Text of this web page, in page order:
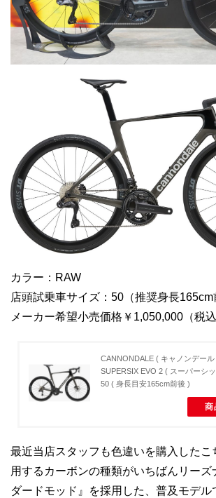
カラー：RAW
店頭試乗車サイズ：50（推奨身長165cm
メーカー希望小売価格￥1,050,000（税込
CANNONDALE ( キャノンデー
SUPERSIX EVO 2 ( スーパーシ
50 ( 身長目安165cm前後 )
商
最近当店スタッフも色違いを購入したこ
用するカーボンの種類がいちばんリーズ
ダードモッド』を採用した、普及モデル